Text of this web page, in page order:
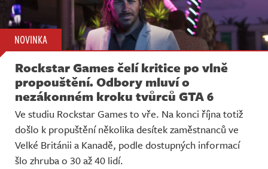
NOVINKA
Rockstar Games čelí kritice po vlně
propouštění. Odbory mluví o
nezákonném kroku tvůrců GTA 6
Ve studiu Rockstar Games to vře. Na konci října totiž
došlo k propuštění několika desítek zaměstnanců ve
Velké Británii a Kanadě, podle dostupných informací
šlo zhruba o 30 až 40 lidí.